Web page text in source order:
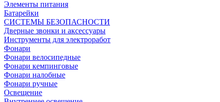
Элементы питания
Батарейки
СИСТЕМЫ БЕЗОПАСНОСТИ
Дверные звонки и аксессуары
Инструменты для электроработ
Фонари
Фонари велосипедные
Фонари кемпинговые
Фонари налобные
Фонари ручные
Освещение